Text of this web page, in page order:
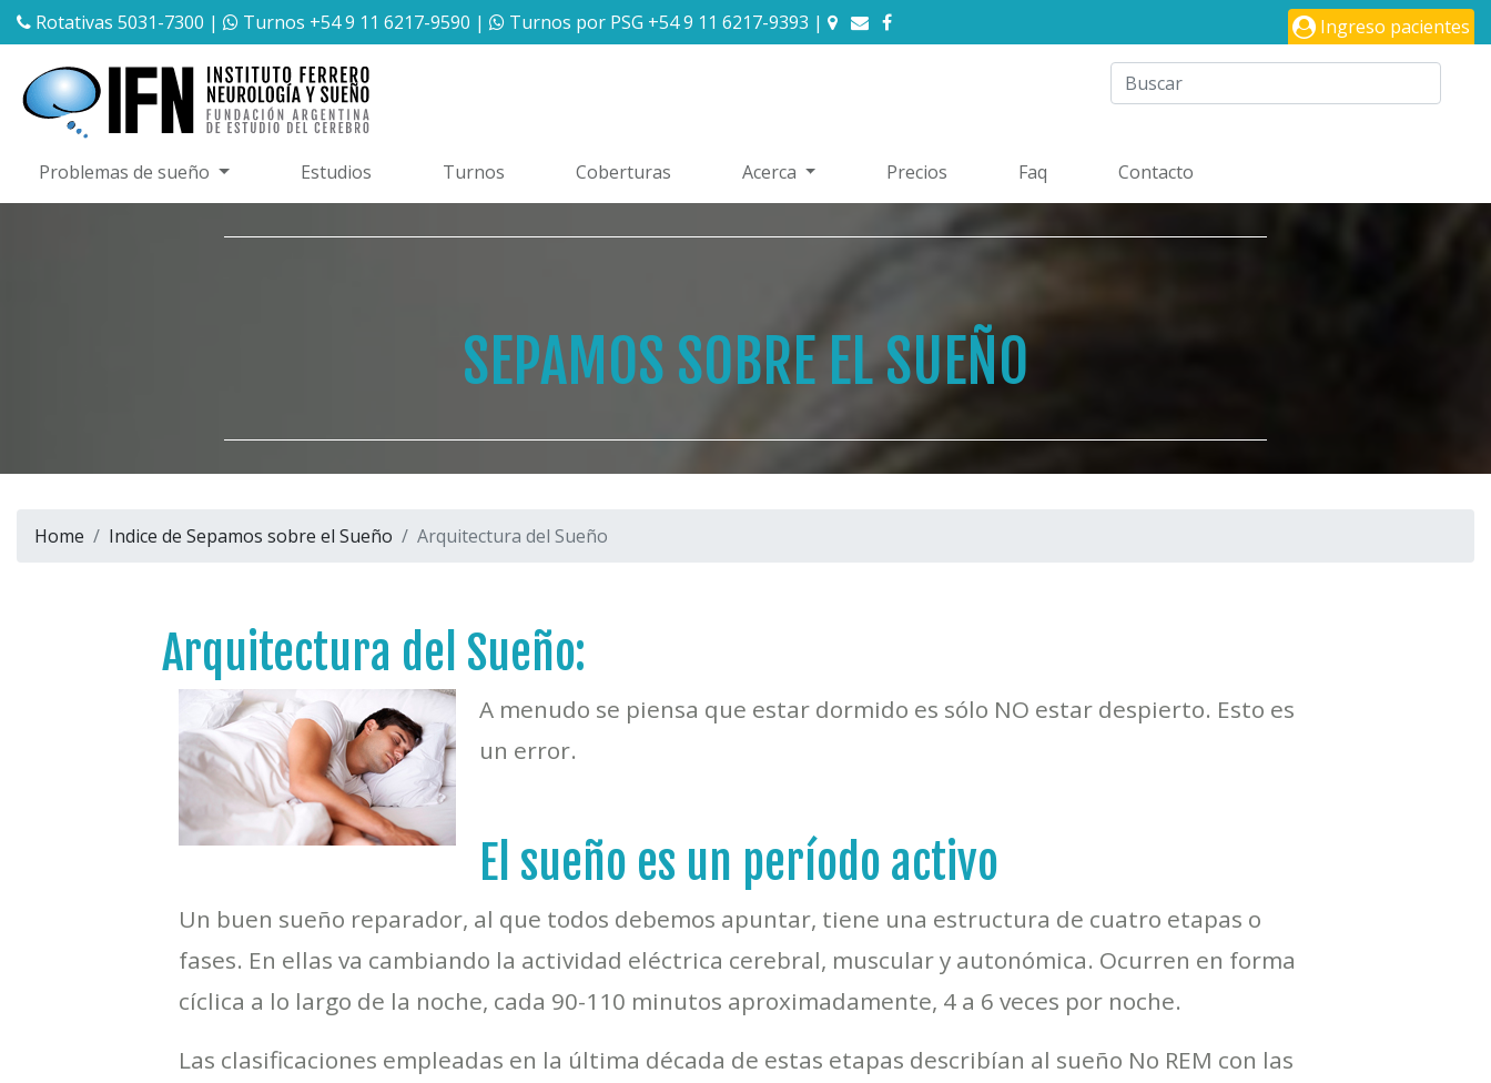
Rotativas 5031-7300 | Turnos +54 9 11 6217-9590 | Turnos por PSG +54 9 11 6217-9393 | Ingreso pacientes
Problemas de sueño Estudios Turnos Coberturas Acerca Precios Faq Contacto
SEPAMOS SOBRE EL SUEÑO
Home Indice de Sepamos sobre el Sueño Arquitectura del Sueño
Arquitectura del Sueño:
A menudo se piensa que estar dormido es sólo NO estar despierto. Esto es
un error.
El sueño es un período activo
Un buen sueño reparador, al que todos debemos apuntar, tiene una estructura de cuatro etapas o
fases. En ellas va cambiando la actividad eléctrica cerebral, muscular y autonómica. Ocurren en forma
cíclica a lo largo de la noche, cada 90-110 minutos aproximadamente, 4 a 6 veces por noche.
Las clasificaciones empleadas en la última década de estas etapas describían al sueño No REM con las